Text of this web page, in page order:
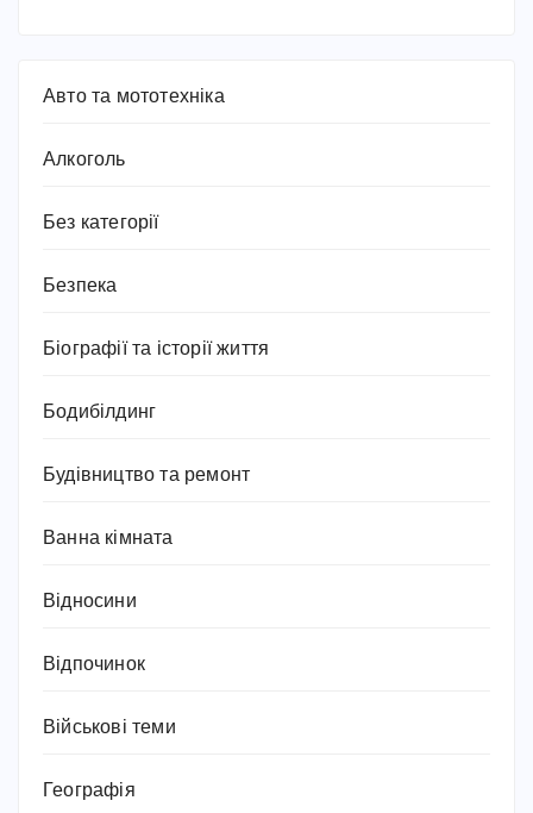
Авто та мототехніка
Алкоголь
Без категорії
Безпека
Біографії та історії життя
Бодибілдинг
Будівництво та ремонт
Ванна кімната
Відносини
Відпочинок
Військові теми
Географія